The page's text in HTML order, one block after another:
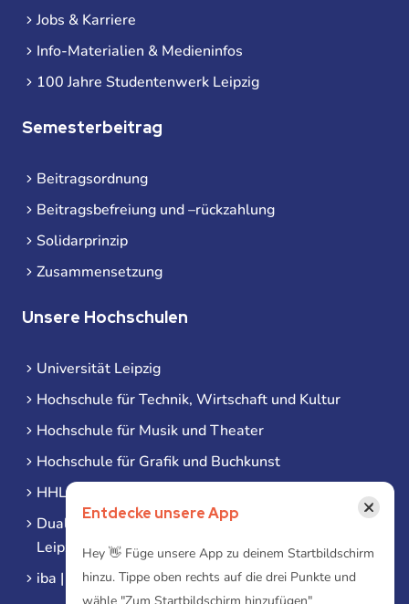
Jobs & Karriere
Info-Materialien & Medieninfos
100 Jahre Studentenwerk Leipzig
Semesterbeitrag
Beitragsordnung
Beitragsbefreiung und –rückzahlung
Solidarprinzip
Zusammensetzung
Unsere Hochschulen
Universität Leipzig
Hochschule für Technik, Wirtschaft und Kultur
Hochschule für Musik und Theater
Hochschule für Grafik und Buchkunst
HHL Leipzig
Duale Hochschule Sachsen (DHSN) am Standort
Leipzig
iba | Campus Leipzig
Entdecke unsere App ×
Hey 👋 Füge unsere App zu deinem Startbildschirm
hinzu. Tippe oben rechts auf die drei Punkte und